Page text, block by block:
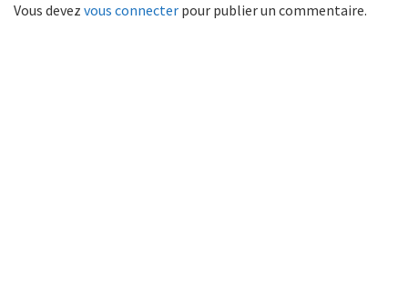
Vous devez vous connecter pour publier un commentaire.